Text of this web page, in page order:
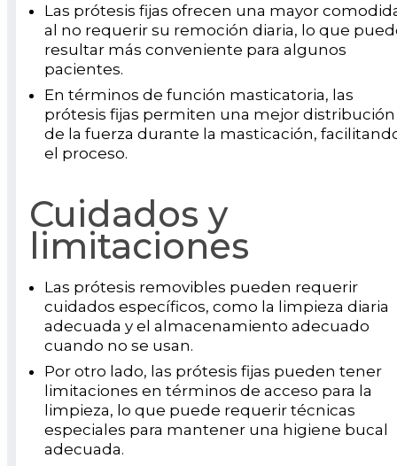
Las prótesis fijas ofrecen una mayor
al no requerir su remoción diaria, lo que
resultar más conveniente para algunos
pacientes.
En términos de función masticatoria, las
prótesis fijas permiten una mejor distribución
de la fuerza durante la masticación,
el proceso.
Cuidados y
limitaciones
Las prótesis removibles pueden requerir
cuidados específicos, como la limpieza diaria
adecuada y el almacenamiento adecuado
cuando no se usan.
Por otro lado, las prótesis fijas pueden tener
limitaciones en términos de acceso para la
limpieza, lo que puede requerir técnicas
especiales para mantener una higiene bucal
adecuada.